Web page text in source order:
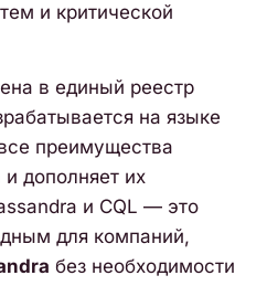
и критической
в единый реестр
на языке
преимущества
дополняет их
и CQL — это
для компаний,
без необходимости